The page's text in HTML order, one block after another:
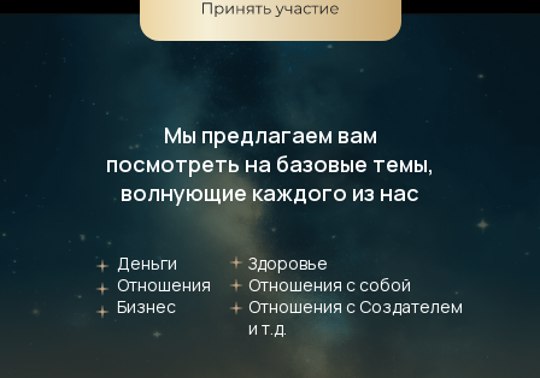
Здоровье
Отношения с собой
Отношения с Создателем
и т.д.
Деньги
Отношения
Бизнес
Мы предлагаем вам
посмотреть на базовые темы,
волнующие каждого из нас